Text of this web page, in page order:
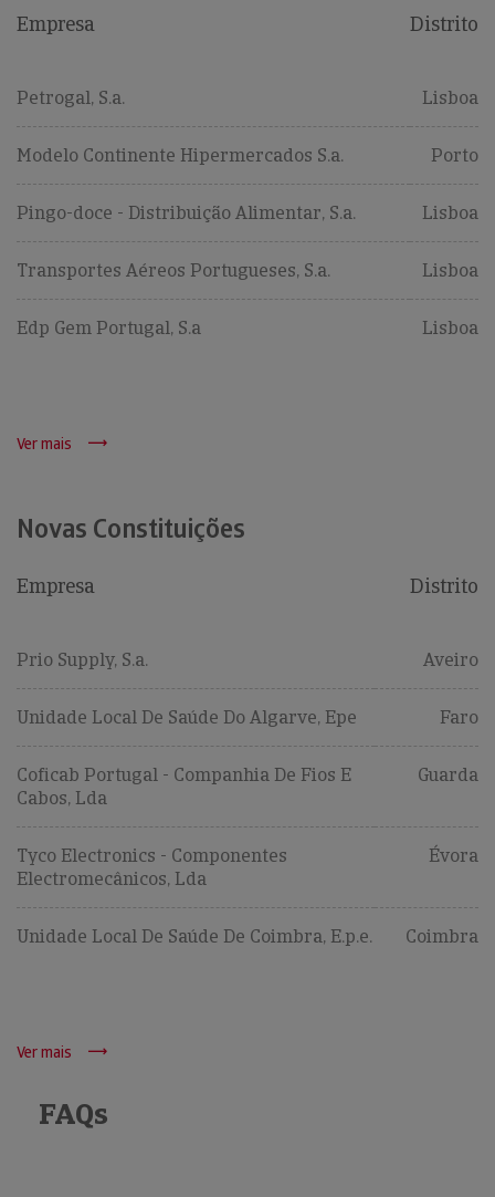
Empresa Distrito
Petrogal, S.a. Lisboa
Modelo Continente Hipermercados S.a. Porto
Pingo-doce - Distribuição Alimentar, S.a. Lisboa
Transportes Aéreos Portugueses, S.a. Lisboa
Edp Gem Portugal, S.a Lisboa
Ver mais
Novas Constituições
Empresa Distrito
Prio Supply, S.a. Aveiro
Unidade Local De Saúde Do Algarve, Epe Faro
Coficab Portugal - Companhia De Fios E
Cabos, Lda
Guarda
Tyco Electronics - Componentes
Electromecânicos, Lda
Évora
Unidade Local De Saúde De Coimbra, E.p.e. Coimbra
Ver mais
FAQs